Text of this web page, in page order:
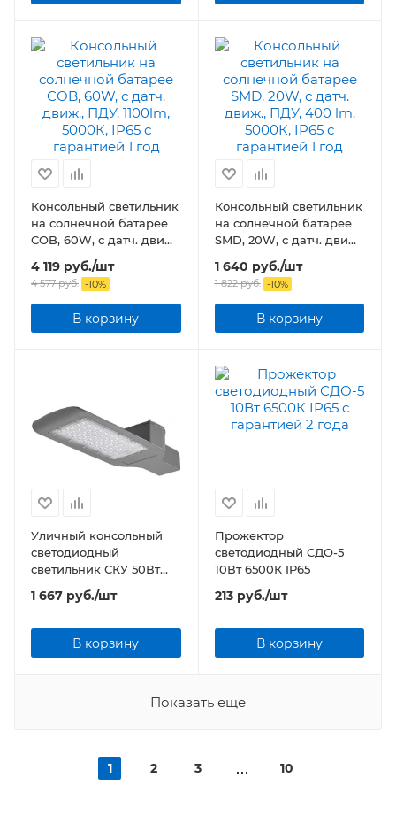
Консольный светильник
на солнечной батарее
COB, 60W, с датч. движ.,
ПДУ, 1100lm, 5000К, IP65
4 119 руб./шт
4 577руб. -10%
В корзину
Консольный светильник
на солнечной батарее
SMD, 20W, с датч. движ.,
ПДУ, 400 lm, 5000К,
IP65
1 640 руб./шт
1 822руб. -10%
В корзину
Уличный консольный
светодиодный
светильник СКУ 50Вт
5000Лм 6500К
1 667 руб./шт
В корзину
Прожектор
светодиодный СДО-5
10Вт 6500К IP65
213руб./шт
В корзину
Показать еще
1 2 3 10